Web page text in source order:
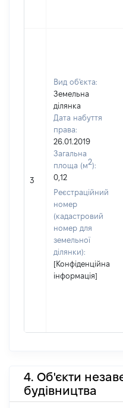
3
Вид об'єкта:
Земельна
ділянка
Дата набуття
права:
26.01.2019
Загальна
площа (м2):
0,12
Реєстраційний
номер
(кадастровий
номер для
земельної
ділянки):
[Конфіденційна
інформація]
4. Об'єкти
будівництва